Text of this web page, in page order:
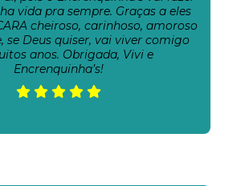
vida pra sempre. Graças a eles
cheiroso, carinhoso, amoroso
se Deus quiser, vai viver comigo
anos. Obrigada, Vivi e
Encrenquinha’s!